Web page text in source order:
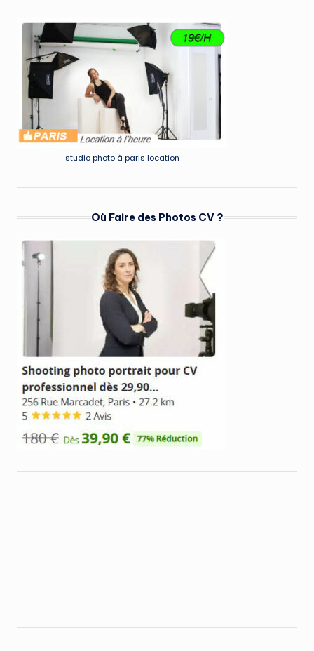
studio photo à paris location
Où Faire des Photos CV ?